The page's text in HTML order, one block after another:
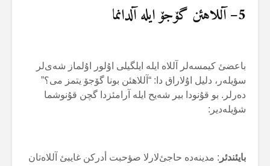
5– آللاهئن گۆجۆ ایلە آلدانما
باعضئ کیمسەلر آللاە ایلە ایلگیلی اۇلور اۇلماز شەی‌لر
سؤیلەر، دلیل اۇلاراق دا: “آللاهئن بونا گۆجۆ یتمز می؟”
دەرلر. بو قۇنودا بیر شەیح ایلە آرامئزدا گچن قۇنوشما
شؤیلەدیر:
بایئندئر : مدینەدە حاجئ‌لارلا صؤحبت أدرکن غایبئ آللاەتان